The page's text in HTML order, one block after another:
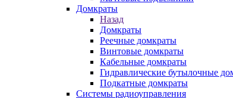
Домкраты
Назад
Домкраты
Реечные домкраты
Винтовые домкраты
Кабельные домкраты
Гидравлические бутылочные
Подкатные домкраты
Системы радиоуправления